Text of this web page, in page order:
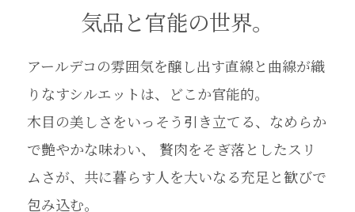
気品と官能の世界。
アールデコの雰囲気を醸し出す直線と曲線が織
りなすシルエットは、どこか官能的。
木目の美しさをいっそう引き立てる、なめらか
で艶やかな味わい、
贅肉をそぎ落としたスリ
ムさが、共に暮らす人を大いなる充足と歓びで
包み込む。